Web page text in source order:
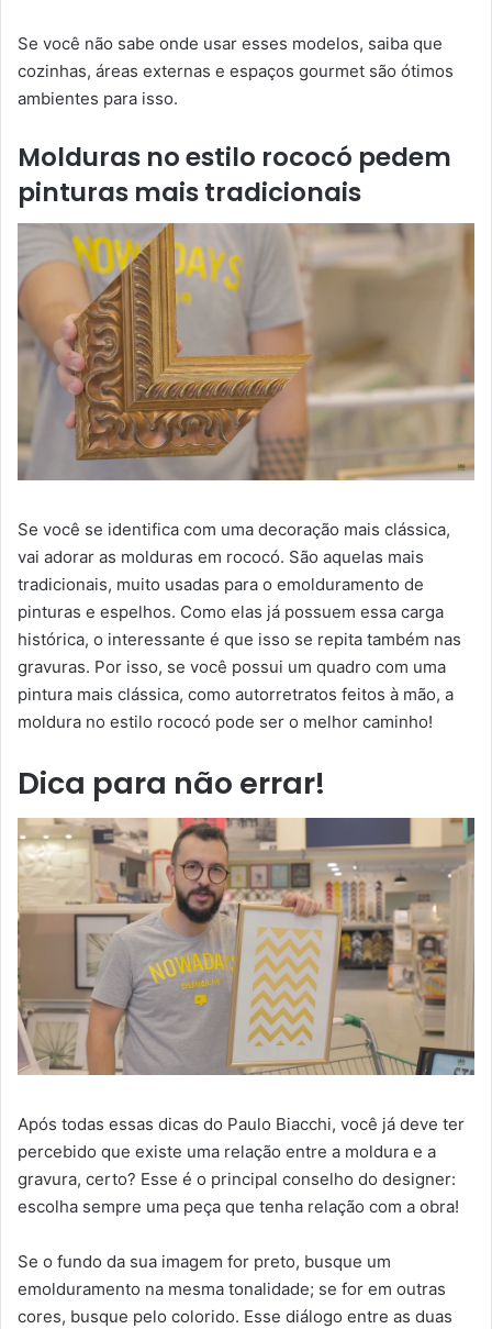
Se você não sabe onde usar esses modelos, saiba que
cozinhas, áreas externas e espaços gourmet são ótimos
ambientes para isso.
Molduras no estilo rococó pedem
pinturas mais tradicionais
Se você se identifica com uma decoração mais clássica,
vai adorar as molduras em rococó. São aquelas mais
tradicionais, muito usadas para o emolduramento de
pinturas e espelhos. Como elas já possuem essa carga
histórica, o interessante é que isso se repita também nas
gravuras. Por isso, se você possui um quadro com uma
pintura mais clássica, como autorretratos feitos à mão, a
moldura no estilo rococó pode ser o melhor caminho!
Dica para não errar!
Após todas essas dicas do Paulo Biacchi, você já deve ter
percebido que existe uma relação entre a moldura e a
gravura, certo? Esse é o principal conselho do designer:
escolha sempre uma peça que tenha relação com a obra!
Se o fundo da sua imagem for preto, busque um
emolduramento na mesma tonalidade; se for em outras
cores, busque pelo colorido. Esse diálogo entre as duas